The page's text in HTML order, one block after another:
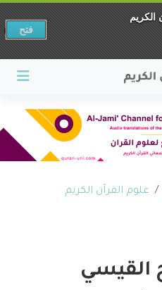
علوم القرآن الكريم
القيسي
الكريم
فتح